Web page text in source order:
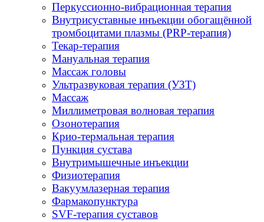
Перкуссионно-вибрационная терапия
Внутрисуставные инъекции обогащённой
тромбоцитами плазмы (PRP-терапия)
Текар-терапия
Мануальная терапия
Массаж головы
Ультразвуковая терапия (УЗТ)
Массаж
Миллиметровая волновая терапия
Озонотерапия
Крио-термальная терапия
Пункция сустава
Внутримышечные инъекции
Физиотерапия
Вакуумлазерная терапия
Фармакопунктура
SVF-терапия суставов